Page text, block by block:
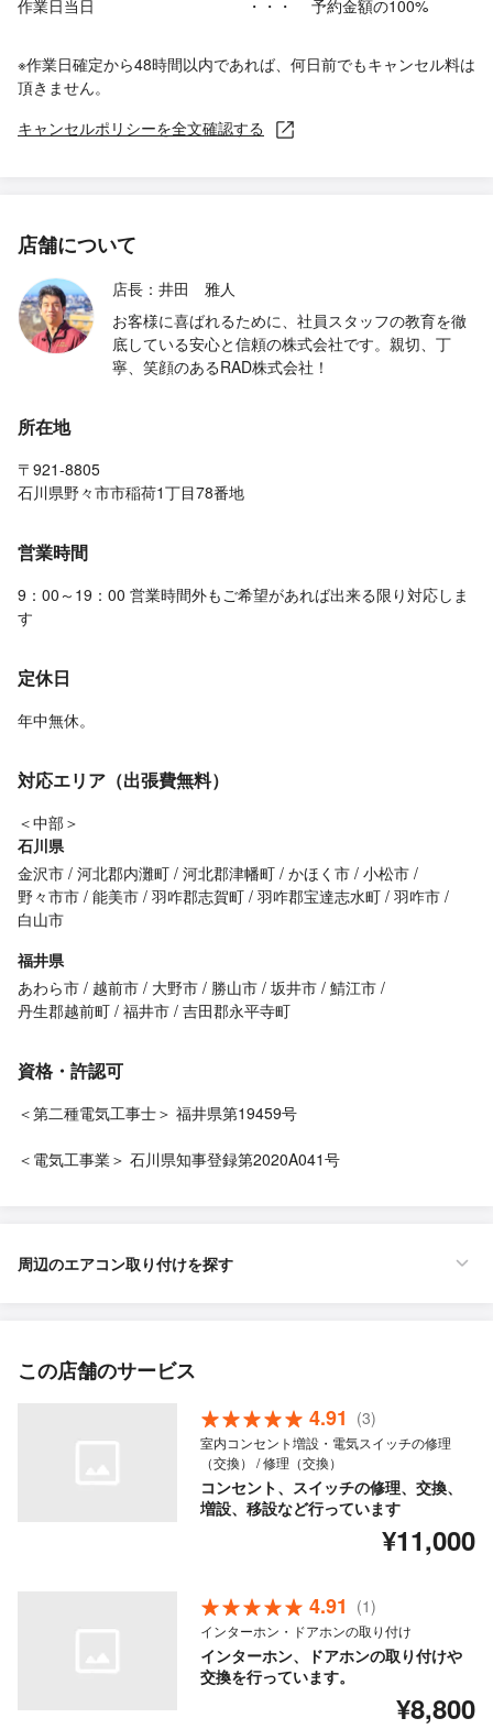
作業日当日 ・・・ 予約金額の100%
※作業日確定から48時間以内であれば、何日前でもキャンセル料は
頂きません。
キャンセルポリシーを全文確認する
店舗について
店長：井田 雅人
お客様に喜ばれるために、社員スタッフの教育を徹
底している安心と信頼の株式会社です。親切、丁
寧、笑顔のあるRAD株式会社！
所在地
〒921-8805
石川県野々市市稲荷1丁目78番地
営業時間
9：00～19：00 営業時間外もご希望があれば出来る限り対応しま
す
定休日
年中無休。
対応エリア（出張費無料）
＜中部＞
石川県
金沢市 河北郡内灘町 河北郡津幡町 かほく市 小松市
野々市市 能美市 羽咋郡志賀町 羽咋郡宝達志水町 羽咋市
白山市
福井県
あわら市
越前市 大野市 勝山市 坂井市 鯖江市
丹生郡越前町 福井市 吉田郡永平寺町
資格・許認可
＜第二種電気工事士＞ 福井県第19459号
＜電気工事業＞ 石川県知事登録第2020A041号
周辺のエアコン取り付けを探す
この店舗のサービス
4.91 (3)
室内コンセント増設・電気スイッチの修理
（交換） / 修理（交換）
コンセント、スイッチの修理、交換、
増設、移設など行っています
¥11,000
4.91 (1)
インターホン・ドアホンの取り付け
インターホン、ドアホンの取り付けや
交換を行っています。
¥8,800